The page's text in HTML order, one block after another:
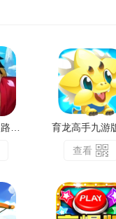
查看